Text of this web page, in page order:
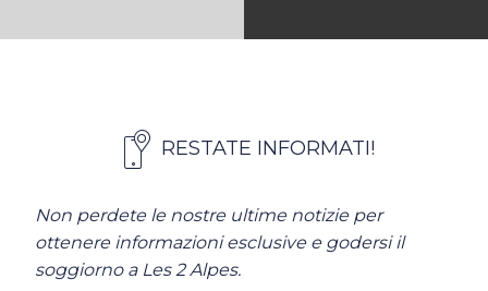
RESTATE INFORMATI!
Non perdete le nostre ultime notizie per
ottenere informazioni esclusive e godersi il
soggiorno a Les 2 Alpes.